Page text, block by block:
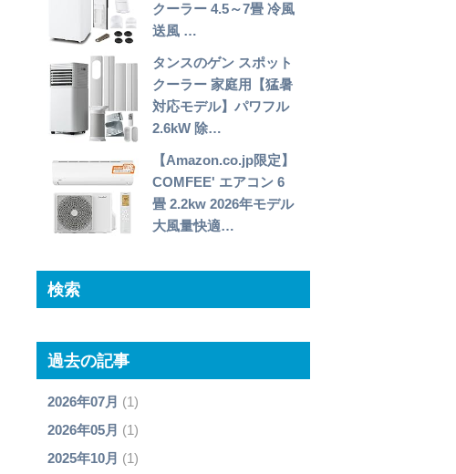
クーラー 4.5～7畳 冷風
送風 …
タンスのゲン スポット
クーラー 家庭用【猛暑
対応モデル】パワフル
2.6kW 除…
【Amazon.co.jp限定】
COMFEE' エアコン 6
畳 2.2kw 2026年モデル
大風量快適…
検索
過去の記事
2026年07月 (1)
2026年05月 (1)
2025年10月 (1)